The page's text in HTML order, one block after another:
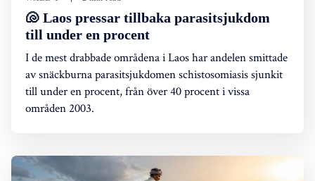
🐚 Laos pressar tillbaka parasitsjukdom
till under en procent
I de mest drabbade områdena i Laos har andelen smittade
av snäckburna parasitsjukdomen schistosomiasis sjunkit
till under en procent, från över 40 procent i vissa
områden 2003.